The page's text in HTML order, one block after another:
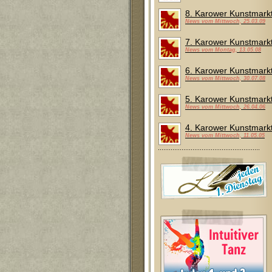
8. Karower
News vom Mittwoch, 25.03.09
7. Karower
News vom Montag, 13.05.08
6. Karower
News vom Mittwoch, 30.07.08
5. Karower
News vom Mittwoch, 26.04.06
4. Karower
News vom Mittwoch, 11.05.05